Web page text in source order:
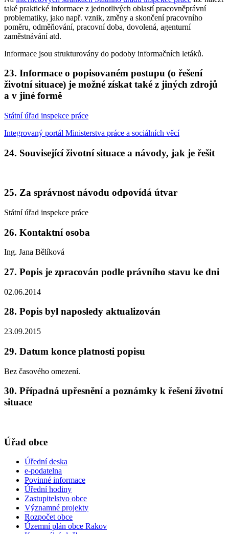
také praktické informace z jednotlivých oblastí pracovněprávní
problematiky, jako např. vznik, změny a skončení pracovního
poměru, odměňování, pracovní doba, dovolená, agenturní
zaměstnávání atd.
Informace jsou strukturovány do podoby informačních letáků.
23. Informace o popisovaném postupu (o řešení
životní situace) je možné získat také z jiných zdrojů
a v jiné formě
Státní úřad inspekce práce
Integrovaný portál Ministerstva práce a sociálních věcí
24. Související životní situace a návody, jak je řešit
25. Za správnost návodu odpovídá útvar
Státní úřad inspekce práce
26. Kontaktní osoba
Ing. Jana Bělíková
27. Popis je zpracován podle právního stavu ke dni
02.06.2014
28. Popis byl naposledy aktualizován
23.09.2015
29. Datum konce platnosti popisu
Bez časového omezení.
30. Případná upřesnění a poznámky k řešení životní
situace
Úřad obce
Úřední deska
e-podatelna
Povinné informace
Úřední hodiny
Zastupitelstvo obce
Významné projekty
Rozpočet obce
Územní plán obce Rakov